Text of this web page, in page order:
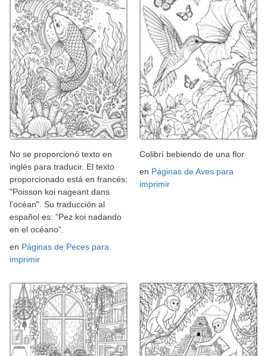
No se proporcionó texto en
inglés para traducir. El texto
proporcionado está en francés:
"Poisson koi nageant dans
l'océan". Su traducción al
español es: "Pez koi nadando
en el océano".
en Páginas de Peces para
imprimir
Colibrí bebiendo de una flor
en Páginas de Aves para
imprimir